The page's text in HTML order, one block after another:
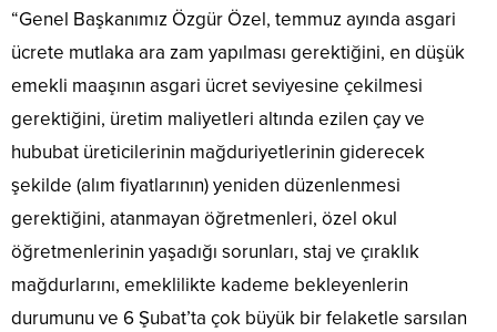
“Genel Başkanımız Özgür Özel, temmuz ayında asgari
ücrete mutlaka ara zam yapılması gerektiğini, en düşük
emekli maaşının asgari ücret seviyesine çekilmesi
gerektiğini, üretim maliyetleri altında ezilen çay ve
hububat üreticilerinin mağduriyetlerinin giderecek
şekilde (alım fiyatlarının) yeniden düzenlenmesi
gerektiğini, atanmayan öğretmenleri, özel okul
öğretmenlerinin yaşadığı sorunları, staj ve çıraklık
mağdurlarını, emeklilikte kademe bekleyenlerin
durumunu ve 6 Şubat’ta çok büyük bir felaketle sarsılan